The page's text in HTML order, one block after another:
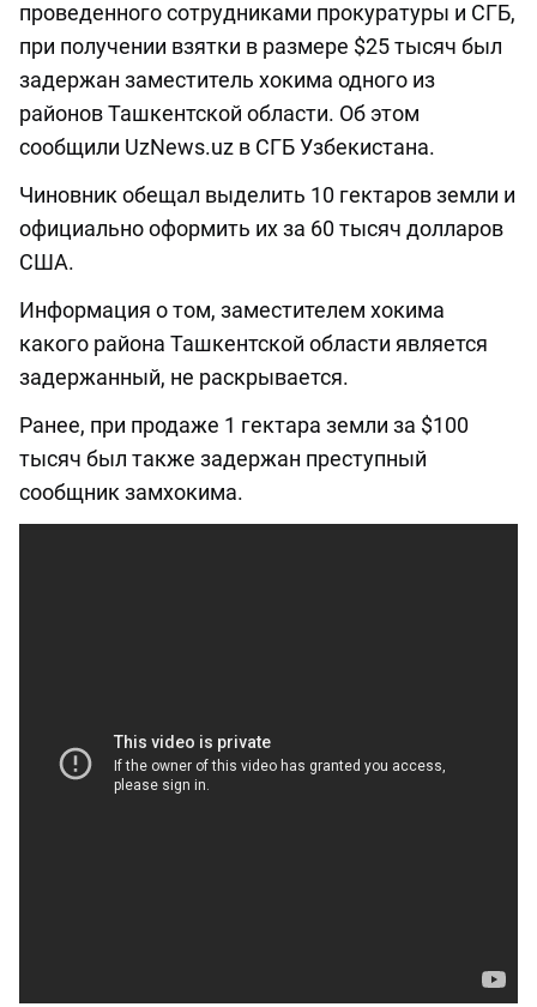
проведенного сотрудниками прокуратуры и СГБ,
при получении взятки в размере $25 тысяч был
задержан заместитель хокима одного из
районов Ташкентской области. Об этом
сообщили UzNews.uz в СГБ Узбекистана.
Чиновник обещал выделить 10 гектаров земли и
официально оформить их за 60 тысяч долларов
США.
Информация о том, заместителем хокима
какого района Ташкентской области является
задержанный, не раскрывается.
Ранее, при продаже 1 гектара земли за $100
тысяч был также задержан преступный
сообщник замхокима.